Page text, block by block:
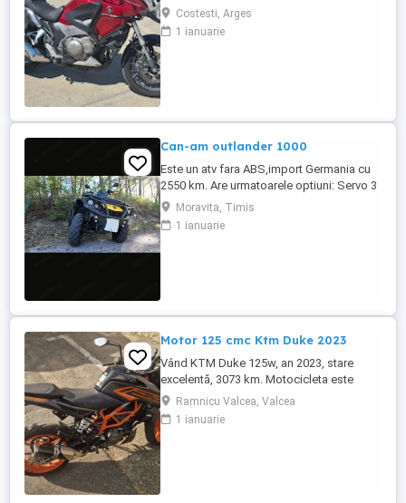
Costesti, Arges
1 ianuarie
Can-am outlander 1000
Este un atv fara ABS,import Germania cu
2550 km. Are urmatoarele optiuni: Servo 3
nivele Suspensie FOX cu rebound Bullbar
fata Bullbar spate Handguardurile Can am
Jante beadlock
Moravita, Timis
1 ianuarie
Motor 125 cmc Ktm Duke 2023
Vând KTM Duke 125w, an 2023, stare
excelentă, 3073 km. Motocicleta este
ideală pentru începători sau pentru oraș.
Fără daune, lovituri!
Ramnicu Valcea, Valcea
1 ianuarie